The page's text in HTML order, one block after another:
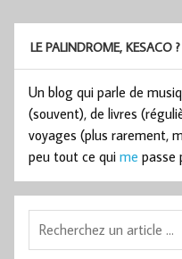
LE PALINDROME, KESACO ?
Un blog qui parle de
(souvent), de livres
voyages (plus rarement,
peu tout ce qui me passe